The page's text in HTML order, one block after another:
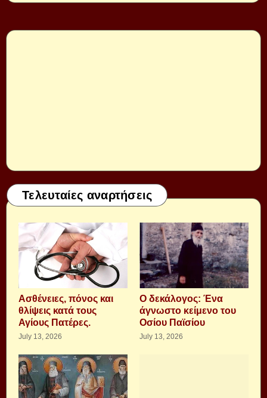
Τελευταίες αναρτήσεις
Aσθένειες, πόνος και
θλίψεις κατά τους
Αγίους Πατέρες.
July 13, 2026
Ο δεκάλογος: Ένα
άγνωστο κείμενο του
Οσίου Παϊσίου
July 13, 2026